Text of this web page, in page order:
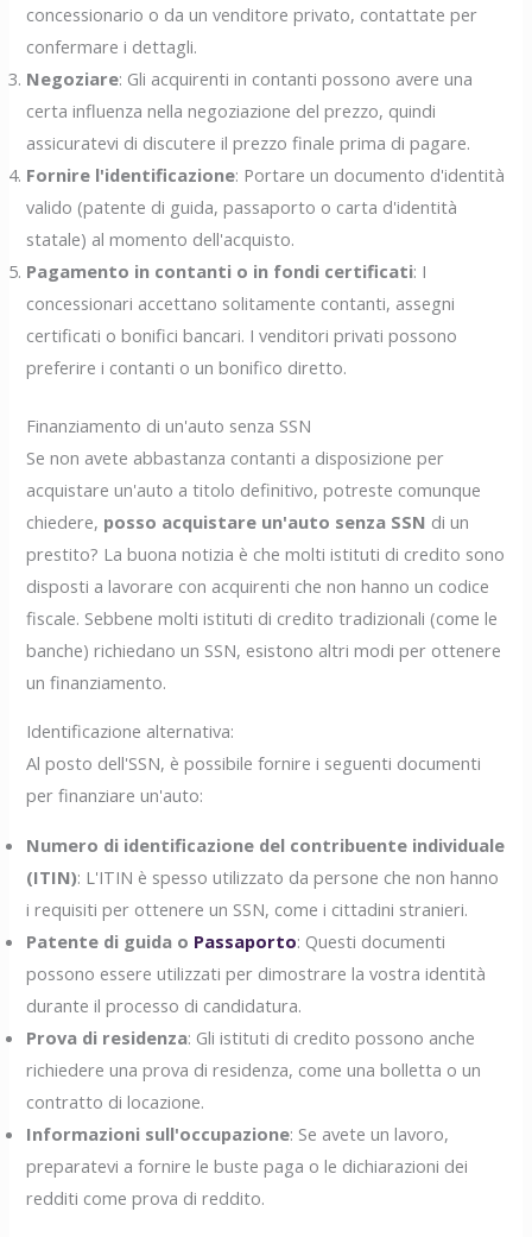
concessionario o da un venditore privato, contattate per
confermare i dettagli.
Negoziare: Gli acquirenti in contanti possono avere una
certa influenza nella negoziazione del prezzo, quindi
assicuratevi di discutere il prezzo finale prima di pagare.
Fornire l'identificazione: Portare un documento d'identità
valido (patente di guida, passaporto o carta d'identità
statale) al momento dell'acquisto.
Pagamento in contanti o in fondi certificati: I
concessionari accettano solitamente contanti, assegni
certificati o bonifici bancari. I venditori privati possono
preferire i contanti o un bonifico diretto.
Finanziamento di un'auto senza SSN
Se non avete abbastanza contanti a disposizione per
acquistare un'auto a titolo definitivo, potreste comunque
chiedere, posso acquistare un'auto senza SSN di un
prestito? La buona notizia è che molti istituti di credito sono
disposti a lavorare con acquirenti che non hanno un codice
fiscale. Sebbene molti istituti di credito tradizionali (come le
banche) richiedano un SSN, esistono altri modi per ottenere
un finanziamento.
Identificazione alternativa:
Al posto dell'SSN, è possibile fornire i seguenti documenti
per finanziare un'auto:
Numero di identificazione del contribuente individuale
(ITIN): L'ITIN è spesso utilizzato da persone che non hanno
i requisiti per ottenere un SSN, come i cittadini stranieri.
Patente di guida o Passaporto: Questi documenti
possono essere utilizzati per dimostrare la vostra identità
durante il processo di candidatura.
Prova di residenza: Gli istituti di credito possono anche
richiedere una prova di residenza, come una bolletta o un
contratto di locazione.
Informazioni sull'occupazione: Se avete un lavoro,
preparatevi a fornire le buste paga o le dichiarazioni dei
redditi come prova di reddito.